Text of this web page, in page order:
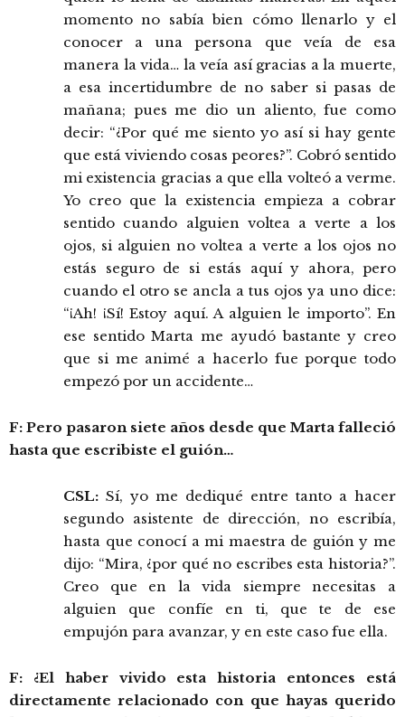
momento no sabía bien cómo llenarlo y el
conocer a una persona que veía de esa
manera la vida… la veía así gracias a la muerte,
a esa incertidumbre de no saber si pasas de
mañana; pues me dio un aliento, fue como
decir: “¿Por qué me siento yo así si hay gente
que está viviendo cosas peores?”. Cobró sentido
mi existencia gracias a que ella volteó a verme.
Yo creo que la existencia empieza a cobrar
sentido cuando alguien voltea a verte a los
ojos, si alguien no voltea a verte a los ojos no
estás seguro de si estás aquí y ahora, pero
cuando el otro se ancla a tus ojos ya uno dice:
“¡Ah! ¡Sí! Estoy aquí. A alguien le importo”. En
ese sentido Marta me ayudó bastante y creo
que si me animé a hacerlo fue porque todo
empezó por un accidente…
F: Pero pasaron siete años desde que Marta falleció
hasta que escribiste el guión…
CSL: Sí, yo me dediqué entre tanto a hacer
segundo asistente de dirección, no escribía,
hasta que conocí a mi maestra de guión y me
dijo: “Mira, ¿por qué no escribes esta historia?”.
Creo que en la vida siempre necesitas a
alguien que confíe en ti, que te de ese
empujón para avanzar, y en este caso fue ella.
F: ¿El haber vivido esta historia entonces está
directamente relacionado con que hayas querido